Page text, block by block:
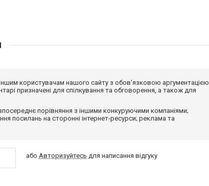
користувачам нашого сайту з обов'язковою аргументацією
призначені для спілкування та обговорення, а також для
порівняння з іншими конкуруючими компаніями;
посилань на сторонні інтернет-ресурси; реклама та
або Авторизуйтесь для написання відгуку